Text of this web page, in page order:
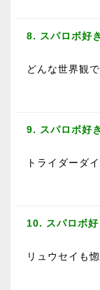
8. スパロボ好
どんな世界観
9. スパロボ好
トライダーダ
10. スパロボ
リュウセイも